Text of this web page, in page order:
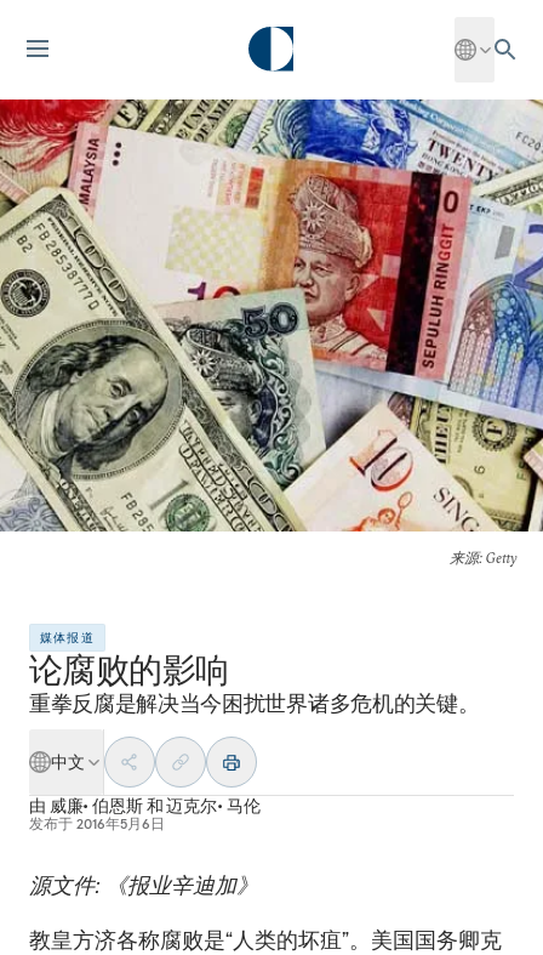
来源: Getty
媒体报道
论腐败的影响
重拳反腐是解决当今困扰世界诸多危机的关键。
中文
由 威廉• 伯恩斯和迈克尔• 马伦
发布于 2016年5月6日
源文件: 《报业辛迪加》
教皇方济各称腐败是“人类的坏疽”。美国国务卿克